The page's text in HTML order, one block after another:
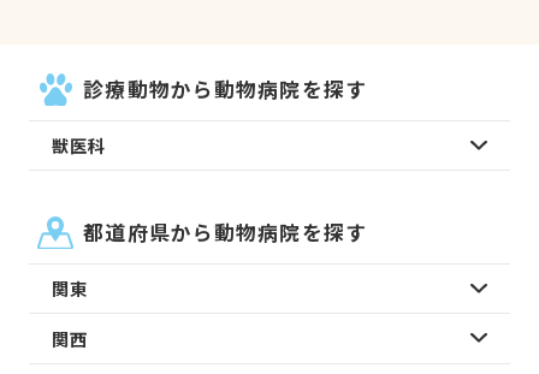
診療動物から動物病院を探す
獣医科
都道府県から動物病院を探す
関東
関西